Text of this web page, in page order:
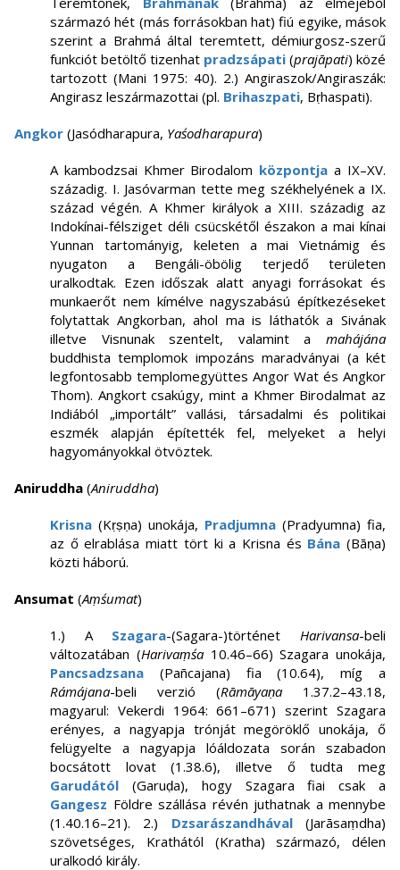
származó hét (más forrásokban hat) fiú egyike, mások
szerint a Brahmá által teremtett, démiurgosz-szerű
funkciót betöltő tizenhat pradzsápati (prajāpati) közé
tartozott (Mani 1975: 40). 2.) Angiraszok/Angiraszák:
Angirasz leszármazottai (pl. Brihaszpati, Bṛhaspati).
Angkor (Jasódharapura, Yaśodharapura)
A kambodzsai Khmer Birodalom központja a IX–XV.
századig. I. Jasóvarman tette meg székhelyének a IX.
század végén. A Khmer királyok a XIII. századig az
Indokínai-félsziget déli csücskétől északon a mai kínai
Yunnan tartományig, keleten a mai Vietnámig és
nyugaton a Bengáli-öbölig terjedő területen
uralkodtak. Ezen időszak alatt anyagi forrásokat és
munkaerőt nem kímélve nagyszabású építkezéseket
folytattak Angkorban, ahol ma is láthatók a Sivának
illetve Visnunak szentelt, valamint a mahájána
buddhista templomok impozáns maradványai (a két
legfontosabb templomegyüttes Angor Wat és Angkor
Thom). Angkort csakúgy, mint a Khmer Birodalmat az
Indiából „importált” vallási, társadalmi és politikai
eszmék alapján építették fel, melyeket a helyi
hagyományokkal ötvöztek.
Aniruddha (Aniruddha)
Krisna (Kṛṣṇa) unokája, Pradjumna (Pradyumna) fia,
az ő elrablása miatt tört ki a Krisna és Bána (Bāṇa)
közti háború.
Ansumat (Aṃśumat)
1.) A Szagara-(Sagara-)történetHarivansa-beli
változatában (Harivaṃśa10.46–66) Szagara unokája,
Pancsadzsana (Pañcajana) fia (10.64), míg a
Rámájana-beli verzió (Rāmāyaṇa 1.37.2–43.18,
magyarul: Vekerdi 1964: 661–671) szerint Szagara
erényes, a nagyapja trónját megöröklő unokája, ő
felügyelte a nagyapja lóáldozata során szabadon
bocsátott lovat (1.38.6), illetve ő tudta meg
Garudától (Garuḍa), hogy Szagara fiai csak a
Gangesz Földre szállása révén juthatnak a mennybe
(1.40.16–21). 2.) Dzsarászandhával(Jarāsaṃdha)
szövetséges, Krathától (Kratha) származó, délen
uralkodó király.